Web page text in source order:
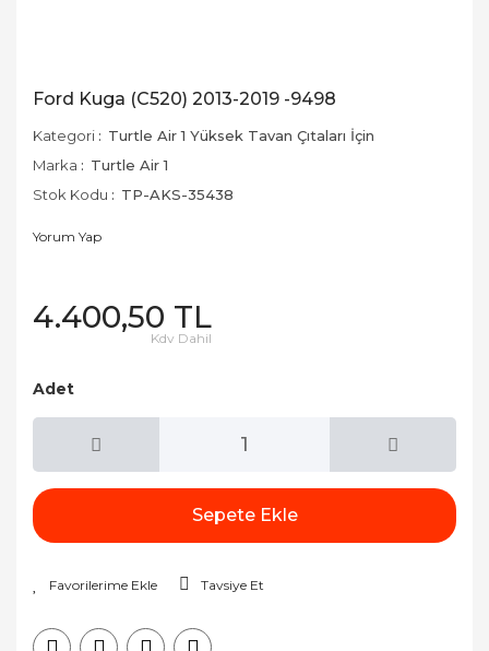
Ford Kuga (C520) 2013-2019 -9498
Kategori
Turtle Air 1 Yüksek Tavan Çıtaları İçin
Marka
Turtle Air 1
Stok Kodu
TP-AKS-35438
Yorum Yap
4.400,50 TL
Kdv Dahil
Adet
Sepete Ekle
Tavsiye Et